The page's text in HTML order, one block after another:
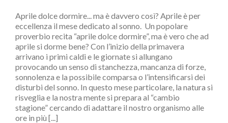
Aprile dolce dormire... ma è davvero così? Aprile è per
eccellenza il mese dedicato al sonno. Un popolare
proverbio recita “aprile dolce dormire”, ma è vero che ad
aprile si dorme bene? Con l’inizio della primavera
arrivano i primi caldi e le giornate si allungano
provocando un senso di stanchezza, mancanza di forze,
sonnolenza e la possibile comparsa o l’intensificarsi dei
disturbi del sonno. In questo mese particolare, la natura si
risveglia e la nostra mente si prepara al “cambio
stagione” cercando di adattare il nostro organismo alle
ore in più [...]